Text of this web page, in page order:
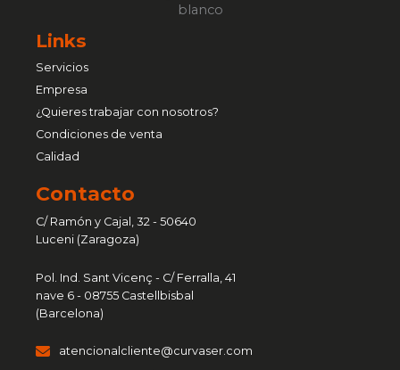
Links
Servicios
Empresa
¿Quieres trabajar con nosotros?
Condiciones de venta
Calidad
Contacto
C/ Ramón y Cajal, 32 - 50640
Luceni (Zaragoza)
Pol. Ind. Sant Vicenç - C/ Ferralla, 41
nave 6 - 08755 Castellbisbal
(Barcelona)
atencionalcliente@curvaser.com